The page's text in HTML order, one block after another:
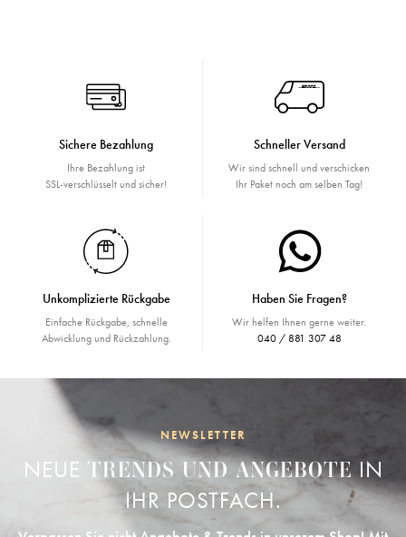
Sichere Bezahlung
Ihre Bezahlung ist
SSL-verschlüsselt und sicher!
Schneller Versand
Wir sind schnell und verschicken
Ihr Paket noch am selben Tag!
Unkomplizierte Rückgabe
Einfache Rückgabe, schnelle
Abwicklung und Rückzahlung.
Haben Sie Fragen?
Wir helfen Ihnen gerne weiter.
040 / 881 307 48
NEWSLETTER
NEUE TRENDS UND ANGEBOTEIN
IHR POSTFACH.